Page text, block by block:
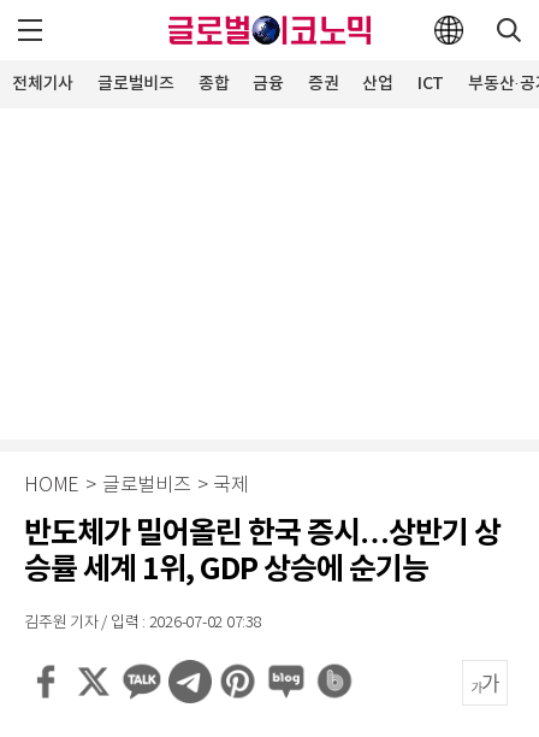
전체기사 글로벌비즈 종합 금융 증권 산업 ICT 부동산·
HOME > 글로벌비즈 > 국제
반도체가 밀어올린 한국 증시…상반기 상
승률 세계 1위, GDP 상승에 순기능
김주원 기자 / 입력 : 2026-07-02 07:38